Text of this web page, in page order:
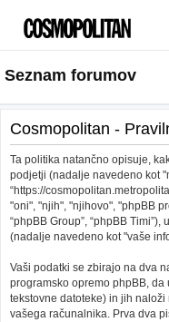
Seznam forumov
Cosmopolitan -
Ta politika natančno opisuje,
podjetji (nadalje navedeno kot
“https://
"oni", "njih", "njihovo", "phpBB
“phpBB Group”, “phpBB
(nadalje navedeno kot "vaše
Vaši podatki se zbirajo na dva
programsko opremo phpBB,
tekstovne datoteke) in jih
vašega računalnika. Prva dva